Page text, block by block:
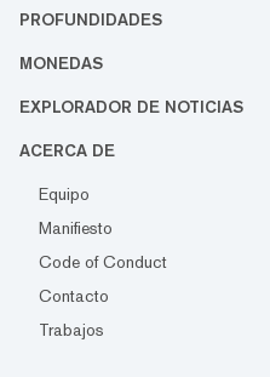
PROFUNDIDADES
MONEDAS
EXPLORADOR DE NOTICIAS
ACERCA DE
Equipo
Manifiesto
Code of Conduct
Contacto
Trabajos